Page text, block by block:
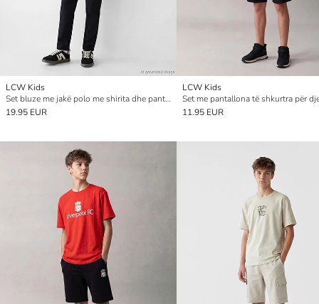
LCW Kids
Set bluze me jakë polo me shirita dhe pantallona për djem
19.95 EUR
LCW Kids
11.95 EUR